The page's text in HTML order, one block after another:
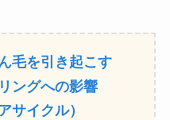
毛を引き起こす
ングへの影響
サイクル）